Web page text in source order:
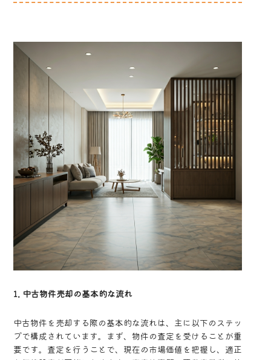
1. 中古物件売却の基本的な流れ
中古物件を売却する際の基本的な流れは、主に以下のステッ
プで構成されています。まず、物件の査定を受けることが重
要です。査定を行うことで、現在の市場価値を把握し、適正